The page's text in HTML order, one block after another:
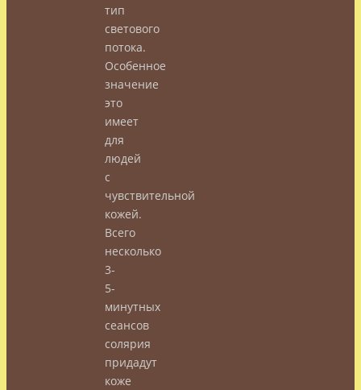
тип
светового
потока.
Особенное
значение
это
имеет
для
людей
с
чувствительной
кожей.
Всего
несколько
3-
5-
минутных
сеансов
солярия
придадут
коже